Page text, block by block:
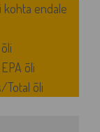
kohta endale
õli
Total õli